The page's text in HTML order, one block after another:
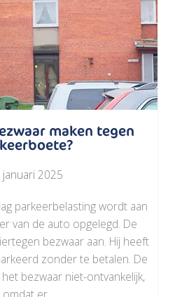
maken tegen
januari 2025
parkeerbelasting wordt aan
van de auto opgelegd. De
bezwaar aan. Hij heeft
zonder te betalen. De
bezwaar niet-ontvankelijk,